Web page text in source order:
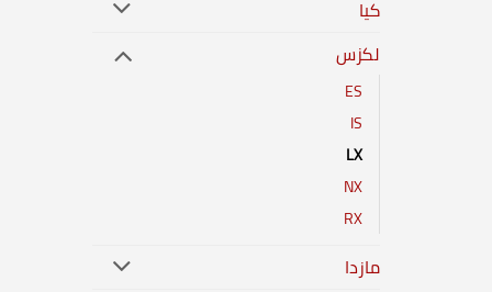
كيا
لكزس
ES
IS
LX
NX
RX
مازدا